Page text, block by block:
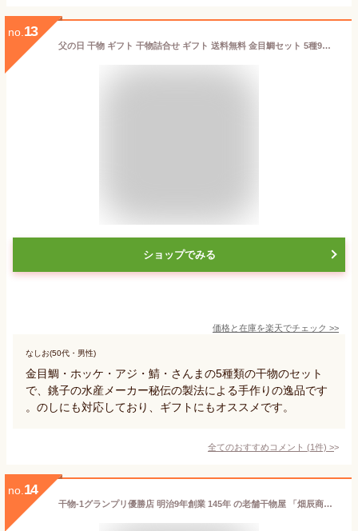
no. 13
父の日 干物 ギフト 干物詰合せ ギフト 送料無料 金目鯛セット 5種9枚 干物セット のし対応 食品 高級 魚 詰め合わせ ポイント消化 おせいぼ 贈り物 ギフトセット 当店人気ランキング1位 紐の ひもの
ショップでみる
価格と在庫を楽天でチェック >>
なしお(50代・男性)
金目鯛・ホッケ・アジ・鯖・さんまの5種類の干物のセット
で、銚子の水産メーカー秘伝の製法による手作りの逸品です
。のしにも対応しており、ギフトにもオススメです。
全てのおすすめコメント (1件) >
no. 14
干物-1グランプリ優勝店 明治9年創業 145年 の老舗干物屋 「畑辰商店 匠 厳選干物セット 」無添加・無着色 三重県 熊野灘 詰め合わせ ギフトセット お祝い 母の日 父の日 贈り物 お中元 お歳暮 敬老の日 おつまみ お正月 おせち 熨斗の対応可能